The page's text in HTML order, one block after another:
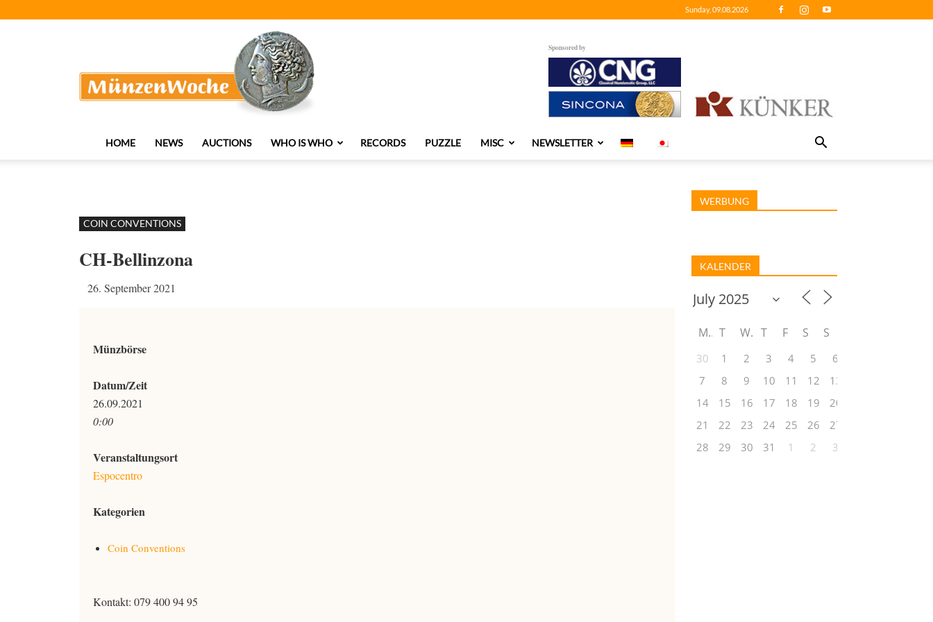
Sunday, 09.08.2026
Sponsored by
HOME NEWS AUCTIONS WHO IS WHO RECORDS PUZZLE MISC NEWSLETTER
COIN CONVENTIONS
CH-Bellinzona
26. September 2021
Münzbörse
Datum/Zeit
26.09.2021
0:00
Veranstaltungsort
Espocentro
Kategorien
Coin Conventions
Kontakt: 079 400 94 95
WERBUNG
KALENDER
M T W T F S S
30 1 2 3 4 5
6
7
8 9 10 11 12
13
14
15 16 17 18 19
20
21
22 23 24 25 26
27
28
29 30 31 1 2 3